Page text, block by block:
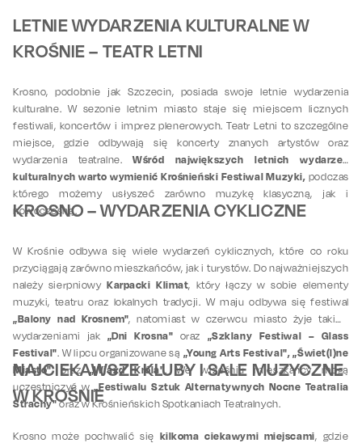
LETNIE WYDARZENIA KULTURALNE W
KROŚNIE – TEATR LETNI
Krosno, podobnie jak Szczecin, posiada swoje letnie wydarzenia
kulturalne. W sezonie letnim miasto staje się miejscem licznych
festiwali, koncertów i imprez plenerowych. Teatr Letni to szczególne
miejsce, gdzie odbywają się koncerty znanych artystów oraz
wydarzenia teatralne.Wśród największych letnich wydarzeń
kulturalnych warto wymienić Krośnieński Festiwal Muzyki, podczas
którego możemy usłyszeć zarówno muzykę klasyczną, jak i
nowoczesną.
KROSNO – WYDARZENIA CYKLICZNE
W Krośnie odbywa się wiele wydarzeń cyklicznych, które co roku
przyciągają zarówno mieszkańców, jak i turystów. Do najważniejszych
należy sierpniowyKarpacki Klimat, który łączy w sobie elementy
muzyki, teatru oraz lokalnych tradycji. W maju odbywa się festiwal
„Balony nad Krosnem", natomiast w czerwcu miasto żyje takimi
wydarzeniami jak „Dni Krosna" oraz „Szklany Festiwal – Glass
Festival". W lipcu organizowane są „Young Arts Festival", „Świet(l)ne
Miasto"oraz„Wjazd Króla". We wrześniu mieszkańcy mogą
uczestniczyć w„Festiwalu Sztuk Alternatywnych Nocne Teatralia
Strachy"oraz w Krośnieńskich Spotkaniach Teatralnych.
NAJCIEKAWSZE KLUBY I SALE MUZYCZNE
W KROŚNIE
Krosno może pochwalić się kilkoma ciekawymi miejscami, gdzie